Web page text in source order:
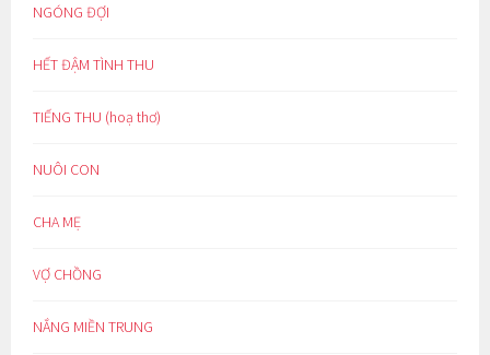
NGÓNG ĐỢI
HẾT ĐẬM TÌNH THU
TIẾNG THU (hoạ thơ)
NUÔI CON
CHA MẸ
VỢ CHỒNG
NẮNG MIỀN TRUNG